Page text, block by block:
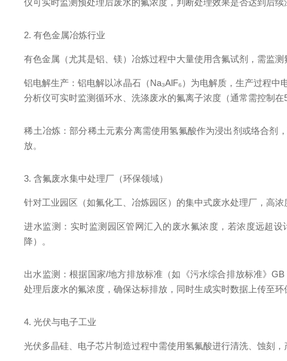
仪可实时监测预处理后废水的氟浓度，判断处理效果是否达到后续
2. 有色金属冶炼行业
有色金属（尤其是铝、镁）冶炼过程中大量使用含氟试剂，需监
铝电解生产：铝电解以冰晶石（Na₃AlF₆）为电解质，生产过程
分析仪可实时监测循环水、洗涤废水的氟离子浓度（通常需控制
稀土冶炼：部分稀土元素分离需使用氢氟酸作为浸出剂或络合剂
放。
3. 含氟废水集中处理厂（环保领域）
针对工业园区（如氟化工、冶炼园区）的集中式废水处理厂，高
进水监测：实时监测园区管网汇入的废水氟浓度，若浓度远超
降）。
出水监测：根据国家/地方排放标准（如《污水综合排放标准》
处理后废水的氟浓度，确保达标排放，同时生成实时数据上传至环
4. 光伏与电子工业
光伏多晶硅、电子芯片制造过程中需使用氢氟酸进行清洗、蚀刻